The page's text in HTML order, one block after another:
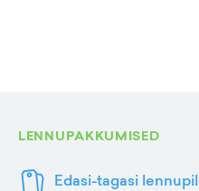
LENNUPAKKUMISED
Edasi-tagasi